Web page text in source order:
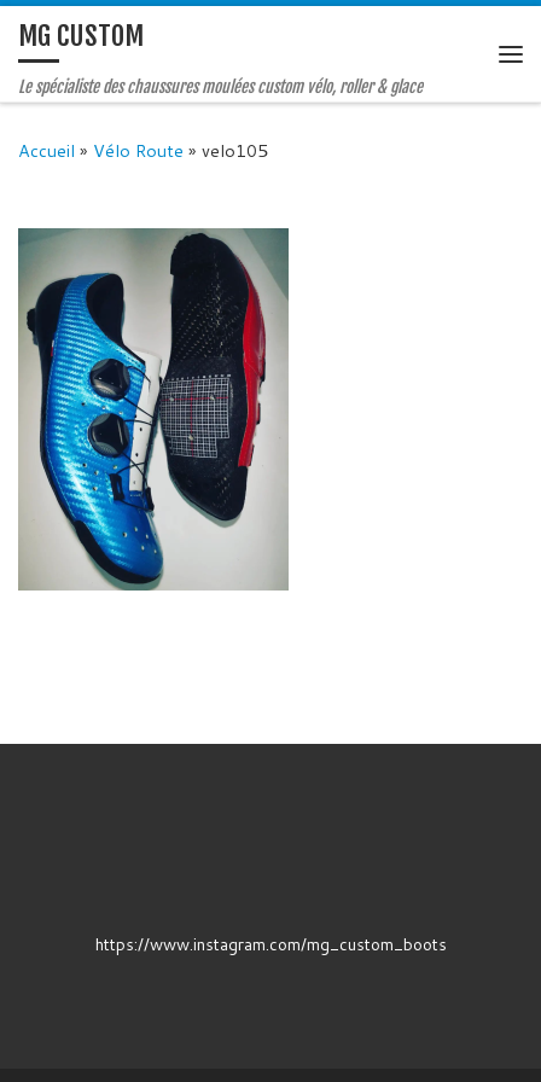
MG CUSTOM
Le spécialiste des chaussures moulées custom vélo, roller & glace
Accueil » Vélo Route » velo105
https://www.instagram.com/mg_custom_boots